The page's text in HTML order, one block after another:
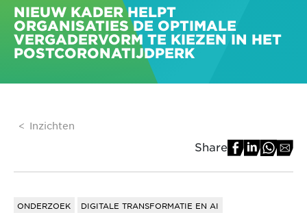
NIEUW KADER HELPT
ORGANISATIES DE OPTIMALE
VERGADERVORM TE KIEZEN IN HET
POSTCORONATIJDPERK
Inzichten
Share
ONDERZOEK DIGITALE TRANSFORMATIE EN AI